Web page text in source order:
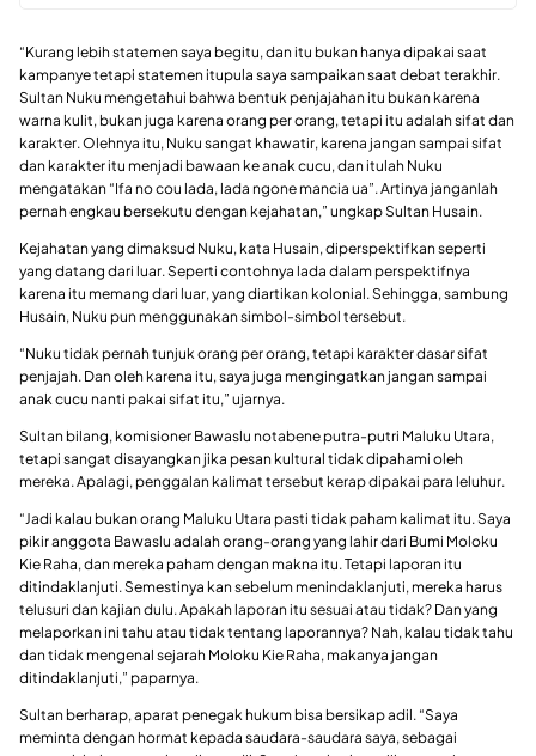
“Kurang lebih statemen saya begitu, dan itu bukan hanya dipakai saat
kampanye tetapi statemen itupula saya sampaikan saat debat terakhir.
Sultan Nuku mengetahui bahwa bentuk penjajahan itu bukan karena
warna kulit, bukan juga karena orang per orang, tetapi itu adalah sifat dan
karakter. Olehnya itu, Nuku sangat khawatir, karena jangan sampai sifat
dan karakter itu menjadi bawaan ke anak cucu, dan itulah Nuku
mengatakan “Ifa no cou lada, lada ngone mancia ua”. Artinya janganlah
pernah engkau bersekutu dengan kejahatan,” ungkap Sultan Husain.
Kejahatan yang dimaksud Nuku, kata Husain, diperspektifkan seperti
yang datang dari luar. Seperti contohnya lada dalam perspektifnya
karena itu memang dari luar, yang diartikan kolonial. Sehingga, sambung
Husain, Nuku pun menggunakan simbol-simbol tersebut.
“Nuku tidak pernah tunjuk orang per orang, tetapi karakter dasar sifat
penjajah. Dan oleh karena itu, saya juga mengingatkan jangan sampai
anak cucu nanti pakai sifat itu,” ujarnya.
Sultan bilang, komisioner Bawaslu notabene putra-putri Maluku Utara,
tetapi sangat disayangkan jika pesan kultural tidak dipahami oleh
mereka. Apalagi, penggalan kalimat tersebut kerap dipakai para leluhur.
“Jadi kalau bukan orang Maluku Utara pasti tidak paham kalimat itu. Saya
pikir anggota Bawaslu adalah orang-orang yang lahir dari Bumi Moloku
Kie Raha, dan mereka paham dengan makna itu. Tetapi laporan itu
ditindaklanjuti. Semestinya kan sebelum menindaklanjuti, mereka harus
telusuri dan kajian dulu. Apakah laporan itu sesuai atau tidak? Dan yang
melaporkan ini tahu atau tidak tentang laporannya? Nah, kalau tidak tahu
dan tidak mengenal sejarah Moloku Kie Raha, makanya jangan
ditindaklanjuti,” paparnya.
Sultan berharap, aparat penegak hukum bisa bersikap adil. “Saya
meminta dengan hormat kepada saudara-saudara saya, sebagai